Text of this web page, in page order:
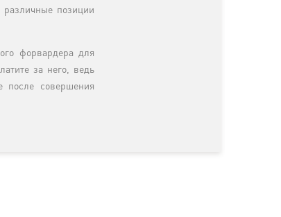
позиции
форвардера для
за него, ведь
после совершения